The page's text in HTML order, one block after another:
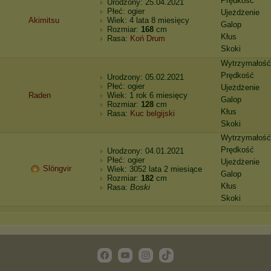
Akimitsu
Urodzony: 25.04.2021
Płeć: ogier
Wiek: 4 lata 8 miesięcy
Rozmiar: 168 cm
Rasa: Koń Drum
Ujeżdżenie
Galop
Kłus
Skoki
Raden
Urodzony: 05.02.2021
Płeć: ogier
Wiek: 1 rok 6 miesięcy
Rozmiar: 128 cm
Rasa: Kuc belgijski
Wytrzymałość
Prędkość
Ujeżdżenie
Galop
Kłus
Skoki
Slöngvir
Urodzony: 04.01.2021
Płeć: ogier
Wiek: 3052 lata 2 miesiące
Rozmiar: 182 cm
Rasa: Boski
Wytrzymałość
Prędkość
Ujeżdżenie
Galop
Kłus
Skoki